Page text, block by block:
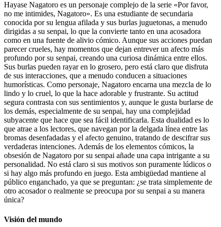
Hayase Nagatoro es un personaje complejo de la serie «Por favor,
no me intimides, Nagatoro». Es una estudiante de secundaria
conocida por su lengua afilada y sus burlas juguetonas, a menudo
dirigidas a su senpai, lo que la convierte tanto en una acosadora
como en una fuente de alivio cómico. Aunque sus acciones puedan
parecer crueles, hay momentos que dejan entrever un afecto más
profundo por su senpai, creando una curiosa dinámica entre ellos.
Sus burlas pueden rayar en lo grosero, pero está claro que disfruta
de sus interacciones, que a menudo conducen a situaciones
humorísticas. Como personaje, Nagatoro encarna una mezcla de lo
lindo y lo cruel, lo que la hace adorable y frustrante. Su actitud
segura contrasta con sus sentimientos y, aunque le gusta burlarse de
los demás, especialmente de su senpai, hay una complejidad
subyacente que hace que sea fácil identificarla. Esta dualidad es lo
que atrae a los lectores, que navegan por la delgada línea entre las
bromas desenfadadas y el afecto genuino, tratando de descifrar sus
verdaderas intenciones. Además de los elementos cómicos, la
obsesión de Nagatoro por su senpai añade una capa intrigante a su
personalidad. No está claro si sus motivos son puramente lúdicos o
si hay algo más profundo en juego. Esta ambigüedad mantiene al
público enganchado, ya que se preguntan: ¿se trata simplemente de
otro acosador o realmente se preocupa por su senpai a su manera
única?
Visión del mundo